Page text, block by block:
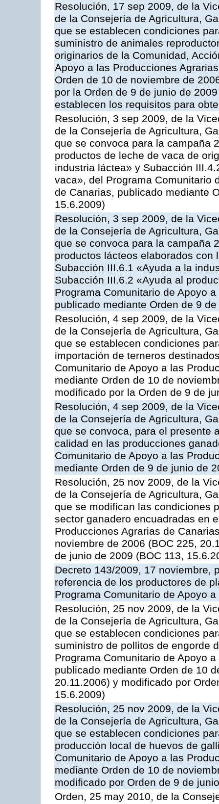
Resolución, 17 sep 2009, de la
de la Consejería de Agricultura,
que se establecen condiciones
suministro de animales
originarios de la Comunidad,
Apoyo a las Producciones
Orden de 10 de noviembre de
por la Orden de 9 de junio de
establecen los requisitos para
Resolución, 3 sep 2009, de la
de la Consejería de Agricultura,
que se convoca para la campaña
productos de leche de vaca de
industria láctea» y Subacción
vaca», del Programa Comunitario
de Canarias, publicado mediante
15.6.2009)
Resolución, 3 sep 2009, de la
de la Consejería de Agricultura,
que se convoca para la campaña
productos lácteos elaborados
Subacción III.6.1 «Ayuda a la
Subacción III.6.2 «Ayuda al
Programa Comunitario de Apoyo
publicado mediante Orden de 9
Resolución, 4 sep 2009, de la
de la Consejería de Agricultura,
que se establecen condiciones
importación de terneros
Comunitario de Apoyo a las
mediante Orden de 10 de
modificado por la Orden de 9 de
Resolución, 4 sep 2009, de la
de la Consejería de Agricultura,
que se convoca, para el presente
calidad en las producciones
Comunitario de Apoyo a las
mediante Orden de 9 de junio de
Resolución, 25 nov 2009, de la
de la Consejería de Agricultura,
que se modifican las condiciones
sector ganadero encuadradas en
Producciones Agrarias de
noviembre de 2006 (BOC 225,
de junio de 2009 (BOC 113,
Decreto 143/2009, 17 noviembre,
referencia de los productores de
Programa Comunitario de Apoyo
Resolución, 25 nov 2009, de la
de la Consejería de Agricultura,
que se establecen condiciones
suministro de pollitos de engorde
Programa Comunitario de Apoyo
publicado mediante Orden de 10
20.11.2006) y modificado por
15.6.2009)
Resolución, 25 nov 2009, de la
de la Consejería de Agricultura,
que se establecen condiciones
producción local de huevos de
Comunitario de Apoyo a las
mediante Orden de 10 de
modificado por Orden de 9 de
Orden, 25 may 2010, de la